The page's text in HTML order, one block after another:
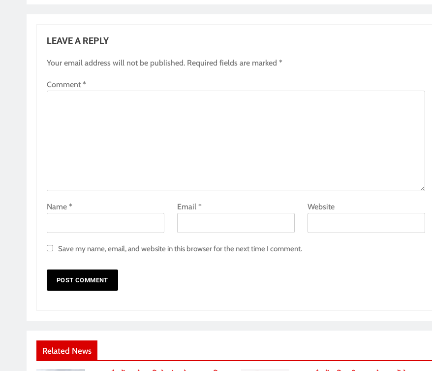
LEAVE A REPLY
Your email address will not be published. Required fields are marked *
Comment *
Name * Email* Website
Save my name, email, and website in this browser for the next time I comment.
Related News